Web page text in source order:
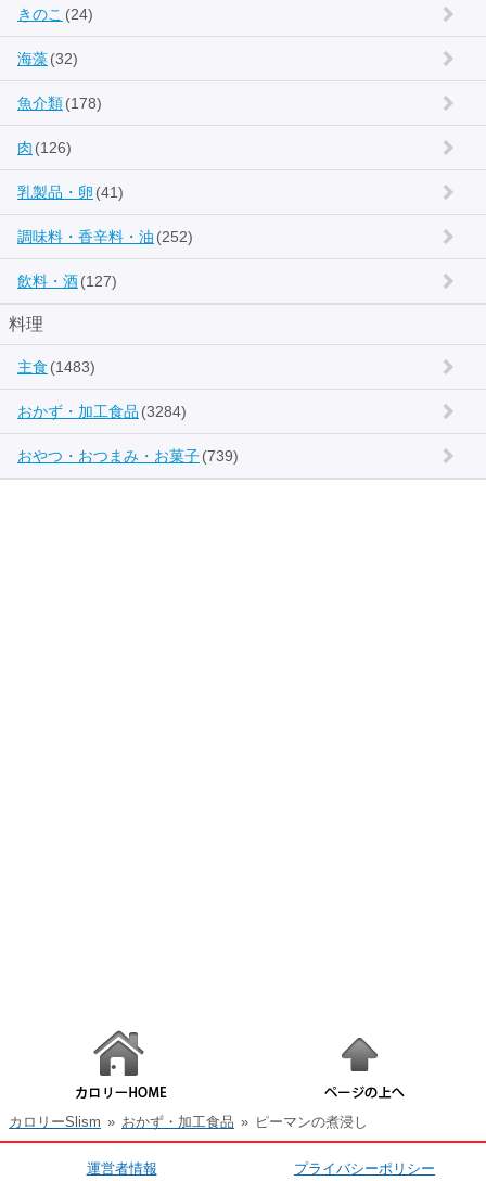
きのこ (24)
海藻(32)
魚介類(178)
肉 (126)
乳製品・卵 (41)
調味料・香辛料・油 (252)
飲料・酒(127)
料理
主食 (1483)
おかず・加工食品 (3284)
おやつ・おつまみ・お菓子(739)
カロリーSlism » おかず・加工食品 » ピーマンの煮浸し
運営者情報 プライバシーポリシー